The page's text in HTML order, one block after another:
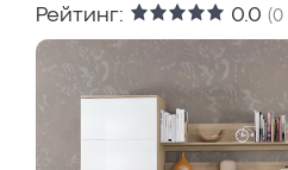
Рейтинг: 0.0 (0